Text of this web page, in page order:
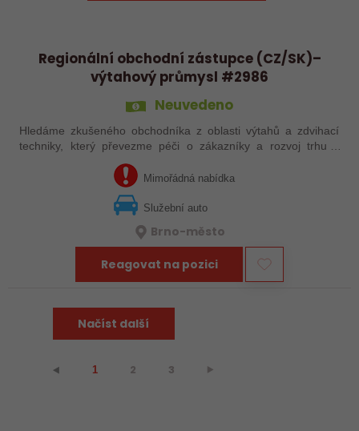
Regionální obchodní zástupce (CZ/SK)–
výtahový průmysl #2986
Neuvedeno
Hledáme zkušeného obchodníka z oblasti výtahů a zdvihací
techniky, který převezme péči o zákazníky a rozvoj trhu v
Česku a na Slovensku.
Mimořádná nabídka
Služební auto
Brno-město
Reagovat na pozici
Načíst další
⯇ 1 2 3 ⯈